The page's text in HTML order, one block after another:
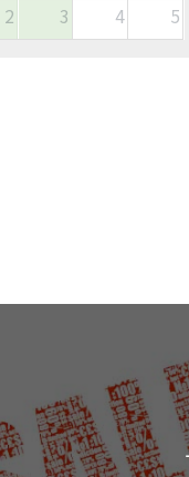
2 3 4 5